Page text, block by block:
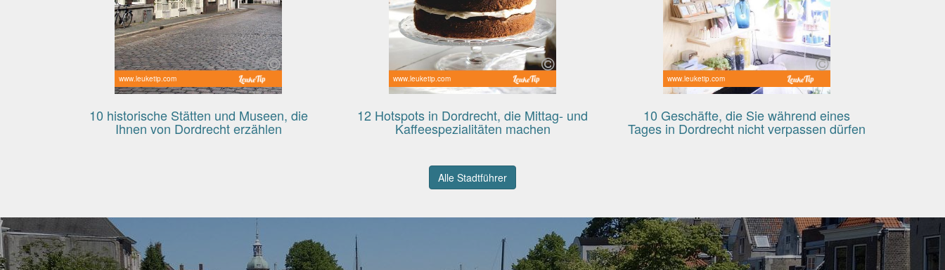
www.leuketip.com
10 historische Stätten und Museen, die
Ihnen von Dordrecht erzählen
www.leuketip.com
12 Hotspots in Dordrecht, die Mittag- und
Kaffeespezialitäten machen
www.leuketip.com
10 Geschäfte, die Sie während eines
Tages in Dordrecht nicht verpassen dürfen
Alle Stadtführer